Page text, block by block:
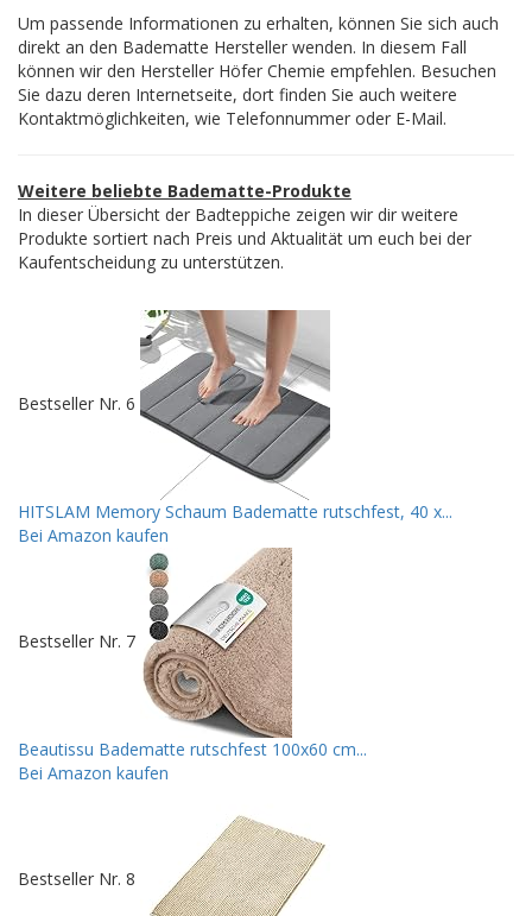
Um passende Informationen zu erhalten, können Sie sich auch
direkt an den Badematte Hersteller wenden. In diesem Fall
können wir den Hersteller Höfer Chemie empfehlen. Besuchen
Sie dazu deren Internetseite, dort finden Sie auch weitere
Kontaktmöglichkeiten, wie Telefonnummer oder E-Mail.
Weitere beliebte Badematte-Produkte
In dieser Übersicht der Badteppiche zeigen wir dir weitere
Produkte sortiert nach Preis und Aktualität um euch bei der
Kaufentscheidung zu unterstützen.
Bestseller Nr. 6
HITSLAM Memory Schaum Badematte rutschfest, 40 x...
Bei Amazon kaufen
Bestseller Nr. 7
Beautissu Badematte rutschfest 100x60 cm...
Bei Amazon kaufen
Bestseller Nr. 8